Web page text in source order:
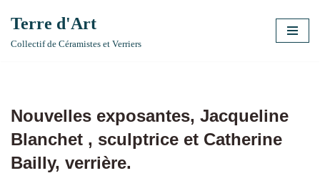
Aller
Terre d'Art
Collectif de Céramistes et Verriers
Nouvelles exposantes, Jacqueline
Blanchet , sculptrice et Catherine
Bailly, verrière.